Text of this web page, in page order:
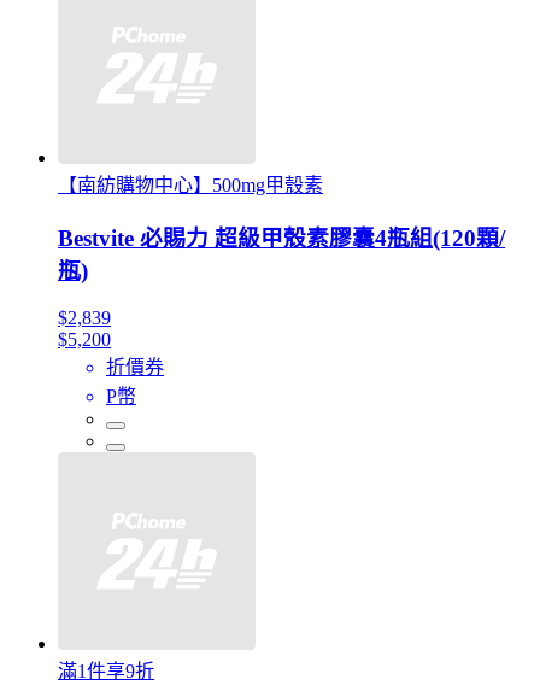
【南紡購物中心】500mg甲殼素
Bestvite 必賜力 超級甲殼素膠囊4瓶組(120顆/
瓶)
$2,839
$5,200
折價券
P幣
滿1件享9折